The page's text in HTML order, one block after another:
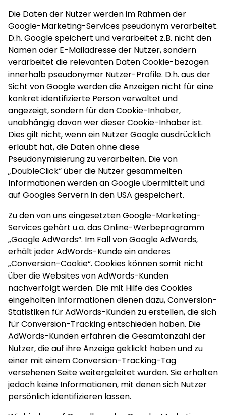
Die Daten der Nutzer werden im Rahmen der
Google-Marketing-Services pseudonym verarbeitet.
D.h. Google speichert und verarbeitet z.B. nicht den
Namen oder E-Mailadresse der Nutzer, sondern
verarbeitet die relevanten Daten Cookie-bezogen
innerhalb pseudonymer Nutzer-Profile. D.h. aus der
Sicht von Google werden die Anzeigen nicht für eine
konkret identifizierte Person verwaltet und
angezeigt, sondern für den Cookie-Inhaber,
unabhängig davon wer dieser Cookie-Inhaber ist.
Dies gilt nicht, wenn ein Nutzer Google ausdrücklich
erlaubt hat, die Daten ohne diese
Pseudonymisierung zu verarbeiten. Die von
„DoubleClick“ über die Nutzer gesammelten
Informationen werden an Google übermittelt und
auf Googles Servern in den USA gespeichert.
Zu den von uns eingesetzten Google-Marketing-
Services gehört u.a. das Online-Werbeprogramm
„Google AdWords“. Im Fall von Google AdWords,
erhält jeder AdWords-Kunde ein anderes
„Conversion-Cookie“. Cookies können somit nicht
über die Websites von AdWords-Kunden
nachverfolgt werden. Die mit Hilfe des Cookies
eingeholten Informationen dienen dazu, Conversion-
Statistiken für AdWords-Kunden zu erstellen, die sich
für Conversion-Tracking entschieden haben. Die
AdWords-Kunden erfahren die Gesamtanzahl der
Nutzer, die auf ihre Anzeige geklickt haben und zu
einer mit einem Conversion-Tracking-Tag
versehenen Seite weitergeleitet wurden. Sie erhalten
jedoch keine Informationen, mit denen sich Nutzer
persönlich identifizieren lassen.